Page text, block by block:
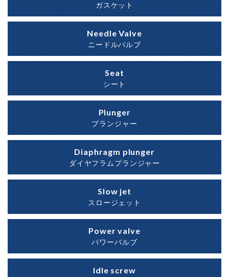
ガスケット
Needle Valve
ニードルバルブ
Seat
シート
Plunger
プランジャー
Diaphragm plunger
ダイヤフラムプランジャー
Slow jet
スロージェット
Power valve
パワーバルブ
Idle screw